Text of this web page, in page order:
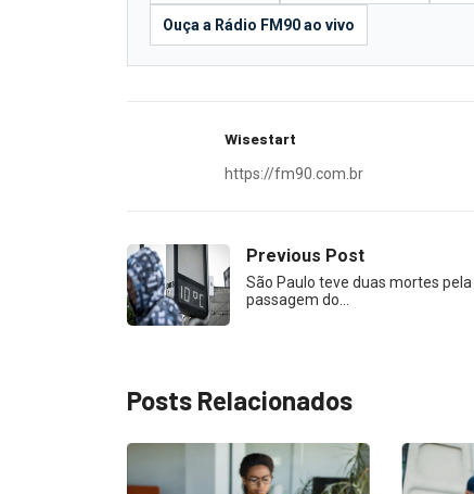
Ouça a Rádio FM90 ao vivo
Wisestart
https://fm90.com.br
Previous Post
São Paulo teve duas mortes pela
passagem do…
Posts Relacionados